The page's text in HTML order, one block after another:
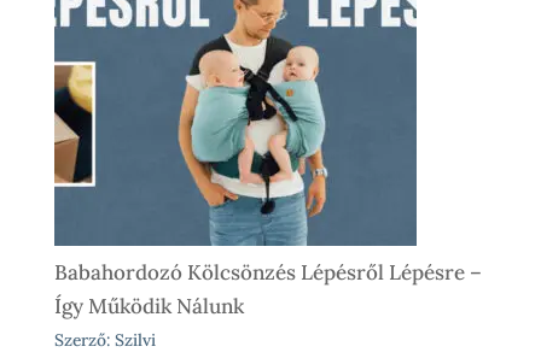
Babahordozó Kölcsönzés Lépésről Lépésre –
Így Működik Nálunk
Szerző: Szilvi